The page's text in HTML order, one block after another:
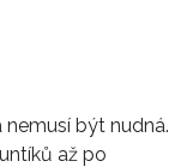
nemusí být nudná.
až po